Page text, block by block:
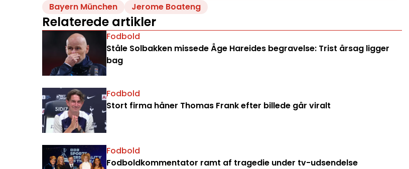
Bayern München Jerome Boateng
Relaterede artikler
Fodbold
Ståle Solbakken missede Åge Hareides begravelse: Trist årsag ligger
bag
Fodbold
Stort firma håner Thomas Frank efter billede går viralt
Fodbold
Fodboldkommentator ramt af tragedie under tv-udsendelse